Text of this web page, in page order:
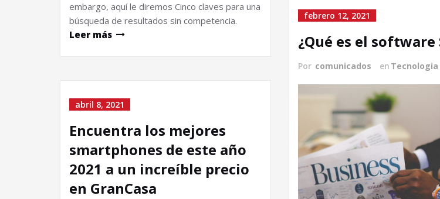
embargo, aquí le diremos Cinco claves para una
búsqueda de resultados sin competencia.
Leer más
abril 8, 2021
Encuentra los mejores
smartphones de este año
2021 a un increíble precio
en GranCasa
febrero 12, 2021
¿Qué es el software
Por comunicados en Tecnologia